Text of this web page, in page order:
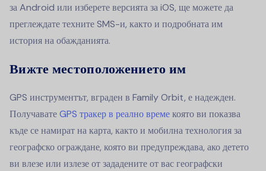
за Android или изберете версията за iOS, ще можете да
преглеждате техните SMS-и, както и подробната им
история на обажданията.
Вижте местоположението им
GPS инструментът, вграден в Family Orbit, е надежден.
ПолучаватеGPS тракер в реално времекоято ви показва
къде се намират на карта, както и мобилна технология за
географско ограждане, която ви предупреждава, ако детето
ви влезе или излезе от зададените от вас географски